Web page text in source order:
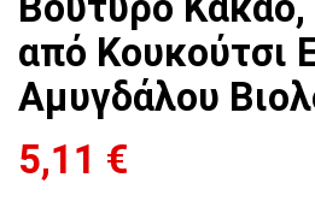
από Κουκούτσι
Αμυγδάλου
5,11 €